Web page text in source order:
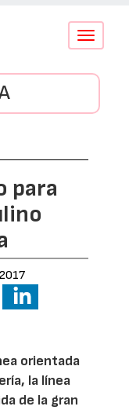
Conmutar
para
orientada
la línea
de la gran